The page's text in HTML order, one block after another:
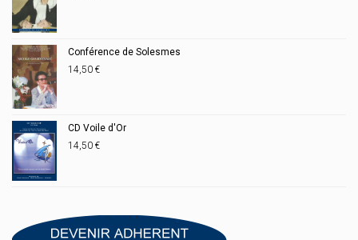
Conférence de Solesmes
14,50 €
CD Voile d'Or
14,50 €